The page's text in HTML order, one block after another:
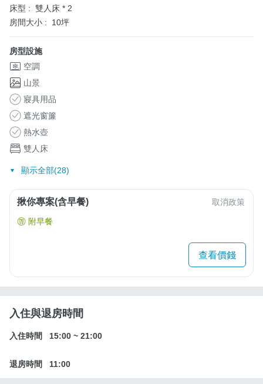
床型 : 雙人床 * 2
房間大小 :
10坪
房型設施
空調
山景
寢具用品
遮光窗簾
熱水壺
雙人床
顯示全部(28)
揪你專案(含早餐) 取消政策
附早餐
查看價錢
入住與退房時間
入住時間 15:00 ~ 21:00
退房時間 11:00